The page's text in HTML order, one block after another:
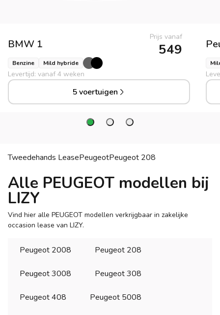
BMW 1
Prijs vanaf
549
Benzine Mild hybride
Levertijd: vanaf 4 weken
5 voertuigen
Tweedehands LeasePeugeotPeugeot 208
Alle PEUGEOT modellen bij
LIZY
Vind hier alle PEUGEOT modellen verkrijgbaar in zakelijke
occasion lease van LIZY.
Peugeot 2008 Peugeot 208
Peugeot 3008 Peugeot 308
Peugeot 408 Peugeot 5008